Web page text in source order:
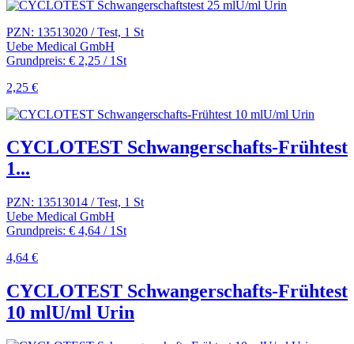
PZN: 13513020 / Test, 1 St
Uebe Medical GmbH
Grundpreis: € 2,25 / 1St
2,25 €
CYCLOTEST Schwangerschafts-Frühtest
1...
PZN: 13513014 / Test, 1 St
Uebe Medical GmbH
Grundpreis: € 4,64 / 1St
4,64 €
CYCLOTEST Schwangerschafts-Frühtest
10 mlU/ml Urin